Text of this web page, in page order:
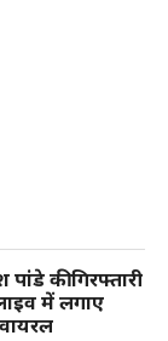
की गिरफ्तारी
में लगाए